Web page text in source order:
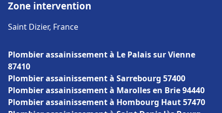
Zone intervention
Saint Dizier, France
Plombier assainissement à Le Palais sur Vienne
87410
Plombier assainissement à Sarrebourg 57400
Plombier assainissement à Marolles en Brie 94440
Plombier assainissement à Hombourg Haut 57470